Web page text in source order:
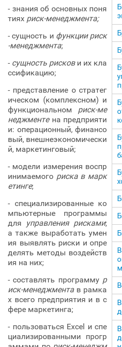
- знания об основных поня
тиях риск-менеджмента;
- сущность и функции риск
-менеджмента;
- сущность рискови их кла
ссификацию;
- представление о стратег
ическом (комплексном) и
функциональном риск-ме
неджментена предприяти
и: операционный, финансо
вый, внешнеэкономически
й, маркетинговый;
- модели измерения воспр
инимаемого риска в марк
етинге;
- специализированные ко
мпьютерные программы
для
управления рисками;
а также выработать умен
ия выявлять риски и опре
делять методы воздейств
ия на них;
- составлять программу р
иск-менеджмента в рамка
х всего предприятия и в с
фере маркетинга;
- пользоваться Excel и спе
циализированными прогр